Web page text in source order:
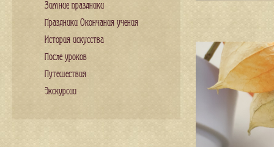
Зимние праздники
Праздники Окончания учения
История искусства
После уроков
Путешествия
Экскурсии